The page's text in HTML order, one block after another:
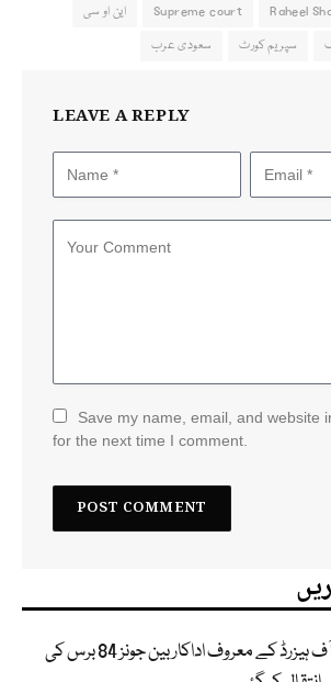
Raheel
Supreme court
این او سی
سپریم کورٹ سعودی عرب
LEAVE A REPLY
Save my name, email, and website
for the next time I comment.
ڈیوکس آف ہیزرڈ کے معروف اداکار بین جونز 84 برس کی